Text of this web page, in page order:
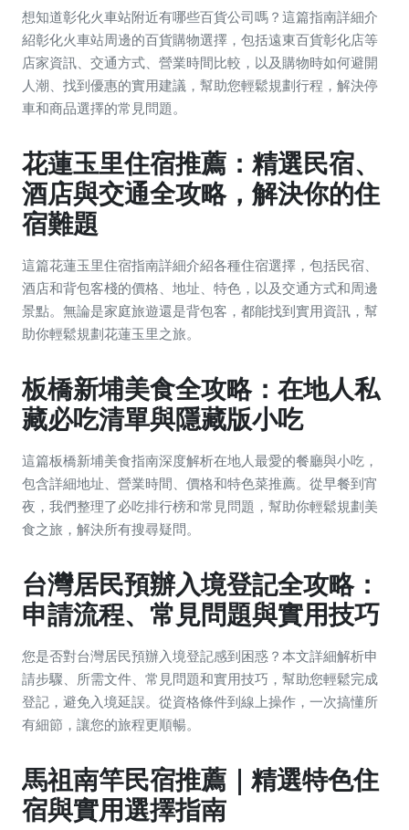
想知道彰化火車站附近有哪些百貨公司嗎？這篇指南詳細介
紹彰化火車站周邊的百貨購物選擇，包括遠東百貨彰化店等
店家資訊、交通方式、營業時間比較，以及購物時如何避開
人潮、找到優惠的實用建議，幫助您輕鬆規劃行程，解決停
車和商品選擇的常見問題。
花蓮玉里住宿推薦：精選民宿、
酒店與交通全攻略，解決你的住
宿難題
這篇花蓮玉里住宿指南詳細介紹各種住宿選擇，包括民宿、
酒店和背包客棧的價格、地址、特色，以及交通方式和周邊
景點。無論是家庭旅遊還是背包客，都能找到實用資訊，幫
助你輕鬆規劃花蓮玉里之旅。
板橋新埔美食全攻略：在地人私
藏必吃清單與隱藏版小吃
這篇板橋新埔美食指南深度解析在地人最愛的餐廳與小吃，
包含詳細地址、營業時間、價格和特色菜推薦。從早餐到宵
夜，我們整理了必吃排行榜和常見問題，幫助你輕鬆規劃美
食之旅，解決所有搜尋疑問。
台灣居民預辦入境登記全攻略：
申請流程、常見問題與實用技巧
您是否對台灣居民預辦入境登記感到困惑？本文詳細解析申
請步驟、所需文件、常見問題和實用技巧，幫助您輕鬆完成
登記，避免入境延誤。從資格條件到線上操作，一次搞懂所
有細節，讓您的旅程更順暢。
馬祖南竿民宿推薦｜精選特色住
宿與實用選擇指南